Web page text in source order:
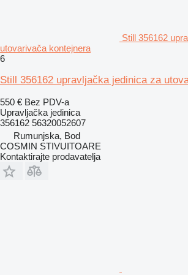
Still 356162
utovarivača kontejnera
6
Still 356162 upravljačka jedinica za
550 € Bez PDV-a
Upravljačka jedinica
356162 56320052607
Rumunjska, Bod
COSMIN STIVUITOARE
Kontaktirajte prodavatelja